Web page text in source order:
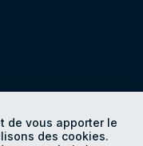
de vous apporter le
des cookies.